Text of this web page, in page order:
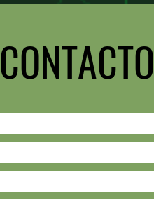
CONTACTO